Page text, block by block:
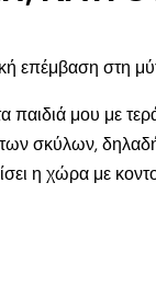
επέμβαση στη
μου με
σκύλων,
η χώρα με